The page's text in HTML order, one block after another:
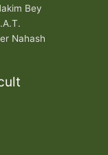
Bey
Nahash